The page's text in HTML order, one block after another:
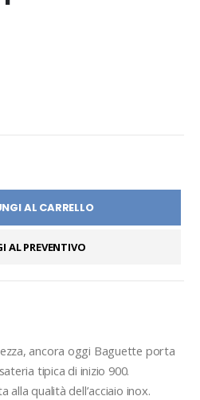
AL CARRELLO
AL PREVENTIVO
ancora oggi Baguette porta
tipica di inizio 900.
alla qualità dell’acciaio inox.